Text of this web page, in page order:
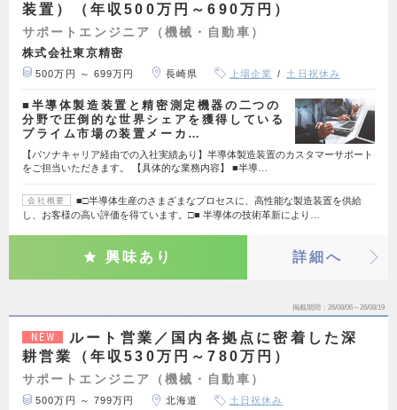
装置）（年収500万円～690万円）
サポートエンジニア（機械・自動車）
株式会社東京精密
500万円 ～ 699万円 長崎県 上場企業 土日祝休み
■半導体製造装置と精密測定機器の二つの
分野で圧倒的な世界シェアを獲得している
プライム市場の装置メーカ…
【パソナキャリア経由での入社実績あり】半導体製造装置のカスタマーサポート
をご担当いただきます。 【具体的な業務内容】 ■半導…
会社概要
■□半導体生産のさまざまなプロセスに、高性能な製造装置を供給
し、お客様の高い評価を得ています。□■ 半導体の技術革新により…
興味あり 詳細へ
掲載期間 26/08/06～26/08/19
NEW
ルート営業／国内各拠点に密着した深
耕営業（年収530万円～780万円）
サポートエンジニア（機械・自動車）
500万円 ～ 799万円 北海道 土日祝休み